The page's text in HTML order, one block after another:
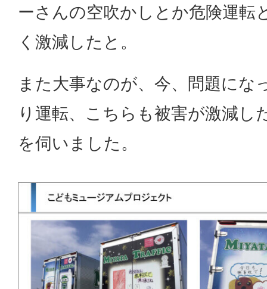
ーさんの空吹かしとか危険運転
く激減したと。
また大事なのが、今、問題にな
り運転、こちらも被害が激減し
を伺いました。